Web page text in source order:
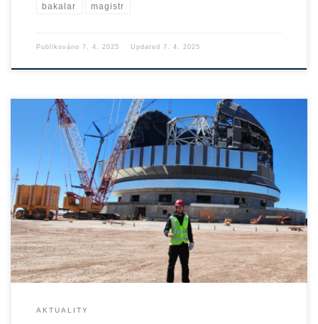
bakalar magistr
Publikováno 7. 4. 2025 Updated 7. 4. 2025
Zveme všechny studenty i zaměstnance v ČVUT v Praze na přednášku
absolventa […]
AKTUALITY